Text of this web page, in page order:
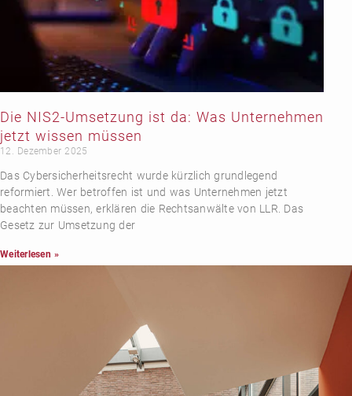
Die NIS2-Umsetzung ist da: Was Unternehmen
jetzt wissen müssen
12. Dezember 2025
Das Cybersicherheitsrecht wurde kürzlich grundlegend
reformiert. Wer betroffen ist und was Unternehmen jetzt
beachten müssen, erklären die Rechtsanwälte von LLR. Das
Gesetz zur Umsetzung der
Weiterlesen »